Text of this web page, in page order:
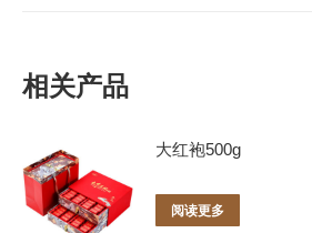
相关产品
大红袍500g
阅读更多